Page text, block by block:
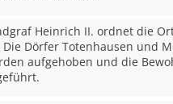
Heinrich II. ordnet die
Die Dörfer Totenhausen und
aufgehoben und die